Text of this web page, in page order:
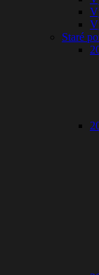
Staré